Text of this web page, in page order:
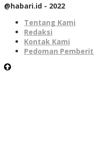
@habari.id - 2022
Tentang Kami
Redaksi
Kontak Kami
Pedoman